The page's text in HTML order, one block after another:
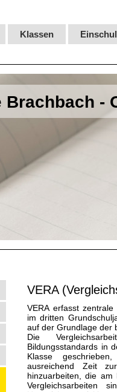
Klassen
-
VERA
VERA erfasst
im dritten
auf der Grundlage der
Die
Bildungsstandards in
Klasse
ausreichend Zeit
hinzuarbeiten, die am
Vergleichsarbeiten